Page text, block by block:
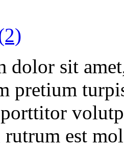
dolor sit
pretium
est